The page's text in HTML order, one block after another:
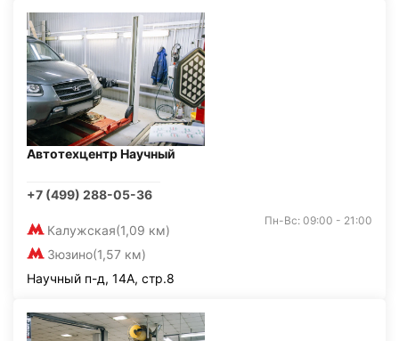
Автотехцентр Научный
+7 (499) 288-05-36
Калужская(1,09 км)
Зюзино(1,57 км)
Пн-Вс: 09:00 - 21:00
Научный п-д, 14А, стр.8